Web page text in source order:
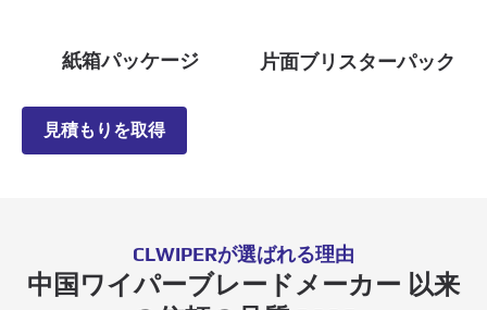
紙箱パッケージ 片面ブリスターパック
見積もりを取得
CLWIPERが選ばれる理由
中国ワイパーブレードメーカー 以来